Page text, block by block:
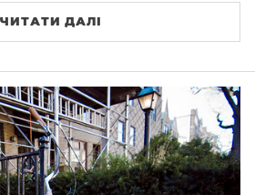
ЧИТАТИ ДАЛІ